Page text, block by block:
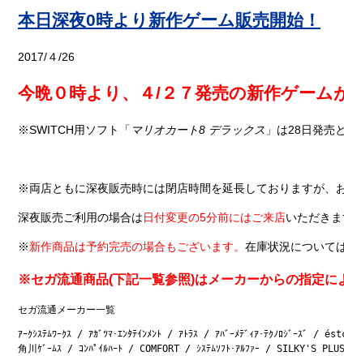
本日深夜0時より新作ゲーム販売開始！
2017/４/26
今晩０時より、４/２７発売の新作ゲーム
※SWITCH用ソフト「 マリオカート8 デラックス 」は28日発売
※両店ともに深夜販売時には閉店時間を延長しておりますが、
深夜販売ご利用の場合は日付変更の5分前にはご来店いただき
※新作商品は予約完売の場合もございます。 在庫状況について
※セガ流通商品(下記一覧参照)はメーカーからの指定に
セガ流通メーカー一覧
ｱｰｸｼｽﾃﾑﾜｰｸｽ / ｱｶﾞﾂﾏ･ｴﾝﾀﾃｲﾝﾒﾝﾄ / ｱﾄﾗｽ / ｱﾊﾞｰﾒﾃﾞｨｱ･ﾃｸﾉﾛｼﾞｰｽﾞ /
角川ｹﾞｰﾑｽ / ｺﾝﾊﾟｲﾙﾊｰﾄ / COMFORT / ｼｽﾃﾑｿﾌﾄ･ｱﾙﾌｧｰ / SILKY'S